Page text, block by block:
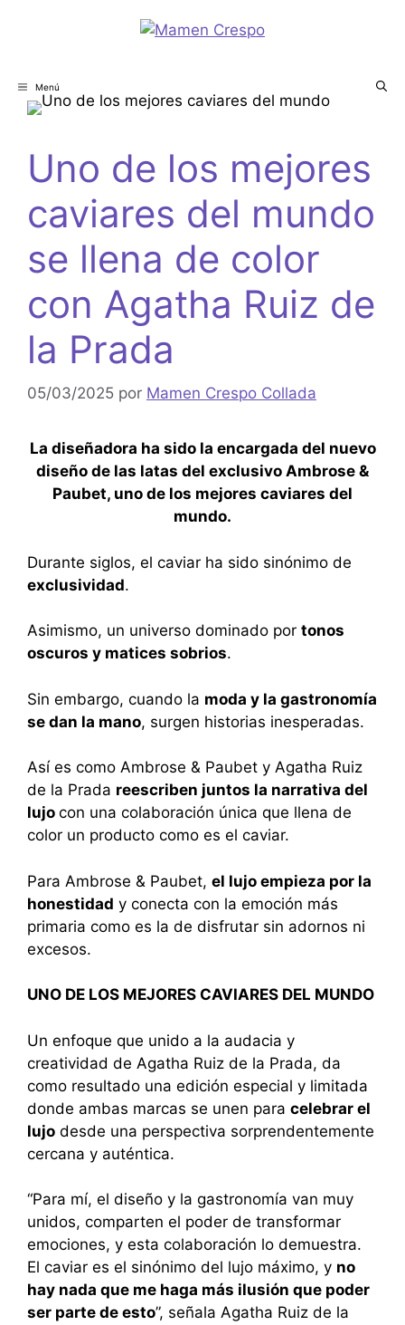
Menú
Uno de los mejores
caviares del mundo
se llena de color
con Agatha Ruiz de
la Prada
05/03/2025 por Mamen Crespo Collada
La diseñadora ha sido la encargada del nuevo
diseño de las latas del exclusivo Ambrose &
Paubet, uno de los mejores caviares del
mundo.
Durante siglos, el caviar ha sido sinónimo de
exclusividad.
Asimismo, un universo dominado por tonos
oscuros y matices sobrios.
Sin embargo, cuando la moda y la gastronomía
se dan la mano, surgen historias inesperadas.
Así es como Ambrose & Paubet y Agatha Ruiz
de la Prada reescriben juntos la narrativa del
lujo con una colaboración única que llena de
color un producto como es el caviar.
Para Ambrose & Paubet, el lujo empieza por la
honestidad y conecta con la emoción más
primaria como es la de disfrutar sin adornos ni
excesos.
UNO DE LOS MEJORES CAVIARES DEL MUNDO
Un enfoque que unido a la audacia y
creatividad de Agatha Ruiz de la Prada, da
como resultado una edición especial y limitada
donde ambas marcas se unen para celebrar el
lujo desde una perspectiva sorprendentemente
cercana y auténtica.
“Para mí, el diseño y la gastronomía van muy
unidos, comparten el poder de transformar
emociones, y esta colaboración lo demuestra.
El caviar es el sinónimo del lujo máximo, y no
hay nada que me haga más ilusión que poder
ser parte de esto”, señala Agatha Ruiz de la